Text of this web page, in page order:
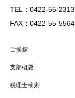
TEL：0422-55-2313
FAX：0422-55-5564
ご挨拶
支部概要
税理士検索